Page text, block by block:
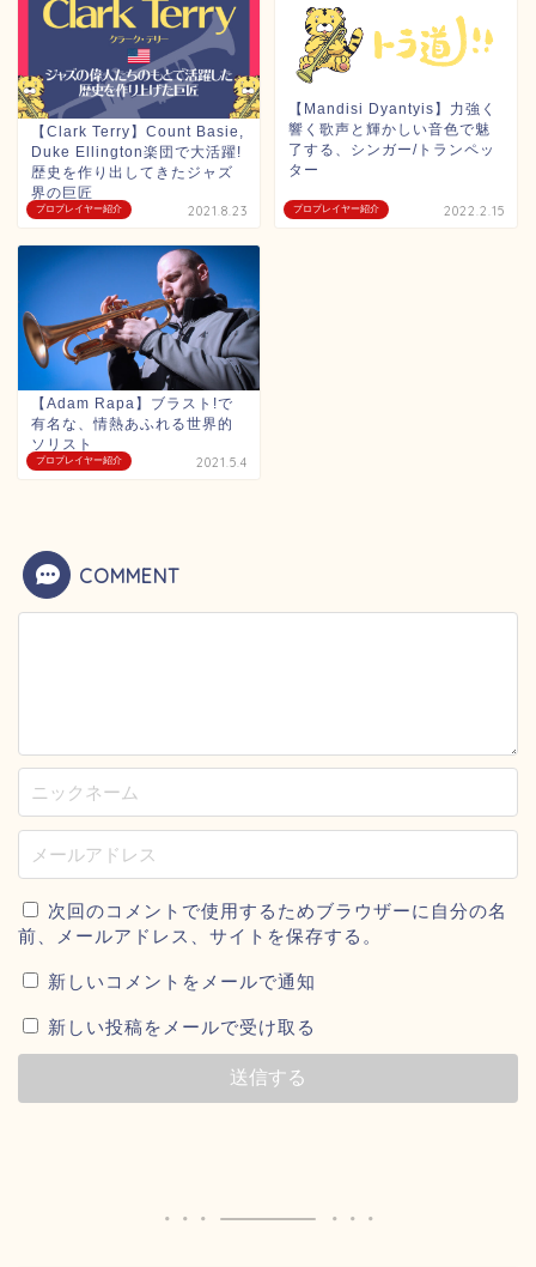
プロプレイヤー紹介
【Clark Terry】Count Basie,
Duke Ellington楽団で大活躍!
歴史を作り出してきたジャズ
界の巨匠
2021.8.23 プロプレイヤー紹介
【Mandisi Dyantyis】力強く
響く歌声と輝かしい音色で魅
了する、シンガー/トランペッ
ター
2022.2.15
プロプレイヤー紹介
【Adam Rapa】ブラスト!で
有名な、情熱あふれる世界的
ソリスト
2021.5.4
COMMENT
次回のコメントで使用するためブラウザーに自分の名
前、メールアドレス、サイトを保存する。
新しいコメントをメールで通知
新しい投稿をメールで受け取る